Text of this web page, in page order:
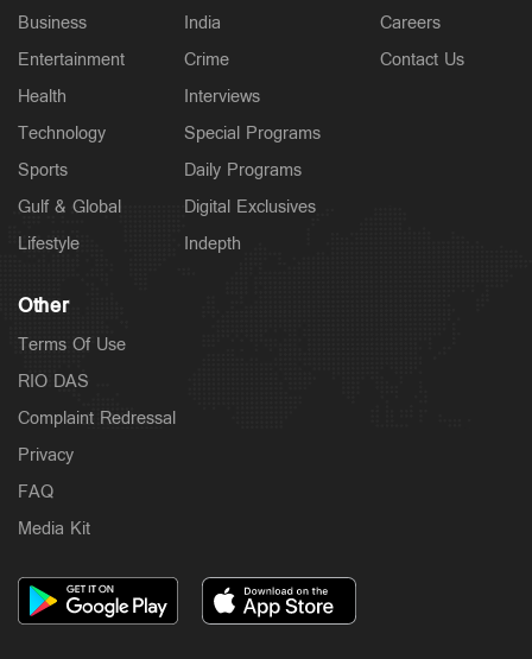
Business
Entertainment
Health
Technology
Sports
Gulf & Global
Lifestyle
India
Crime
Interviews
Special Programs
Daily Programs
Digital Exclusives
Indepth
Careers
Contact Us
Other
Terms Of Use
RIO DAS
Complaint Redressal
Privacy
FAQ
Media Kit